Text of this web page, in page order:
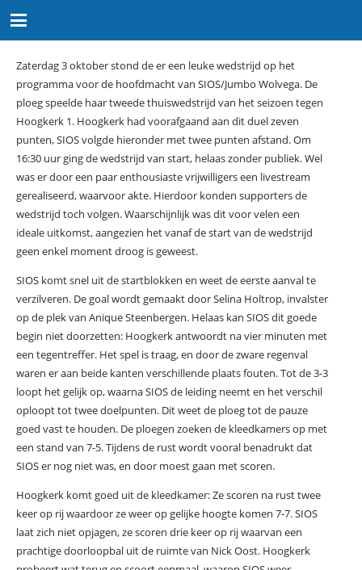
Zaterdag 3 oktober stond de er een leuke wedstrijd op het
programma voor de hoofdmacht van SIOS/Jumbo Wolvega. De
ploeg speelde haar tweede thuiswedstrijd van het seizoen tegen
Hoogkerk 1. Hoogkerk had voorafgaand aan dit duel zeven
punten, SIOS volgde hieronder met twee punten afstand. Om
16:30 uur ging de wedstrijd van start, helaas zonder publiek. Wel
was er door een paar enthousiaste vrijwilligers een livestream
gerealiseerd, waarvoor akte. Hierdoor konden supporters de
wedstrijd toch volgen. Waarschijnlijk was dit voor velen een
ideale uitkomst, aangezien het vanaf de start van de wedstrijd
geen enkel moment droog is geweest.
SIOS komt snel uit de startblokken en weet de eerste aanval te
verzilveren. De goal wordt gemaakt door Selina Holtrop, invalster
op de plek van Anique Steenbergen. Helaas kan SIOS dit goede
begin niet doorzetten: Hoogkerk antwoordt na vier minuten met
een tegentreffer. Het spel is traag, en door de zware regenval
waren er aan beide kanten verschillende plaats fouten. Tot de 3-3
loopt het gelijk op, waarna SIOS de leiding neemt en het verschil
oploopt tot twee doelpunten. Dit weet de ploeg tot de pauze
goed vast te houden. De ploegen zoeken de kleedkamers op met
een stand van 7-5. Tijdens de rust wordt vooral benadrukt dat
SIOS er nog niet was, en door moest gaan met scoren.
Hoogkerk komt goed uit de kleedkamer: Ze scoren na rust twee
keer op rij waardoor ze weer op gelijke hoogte komen 7-7. SIOS
laat zich niet opjagen, ze scoren drie keer op rij waarvan een
prachtige doorloopbal uit de ruimte van Nick Oost. Hoogkerk